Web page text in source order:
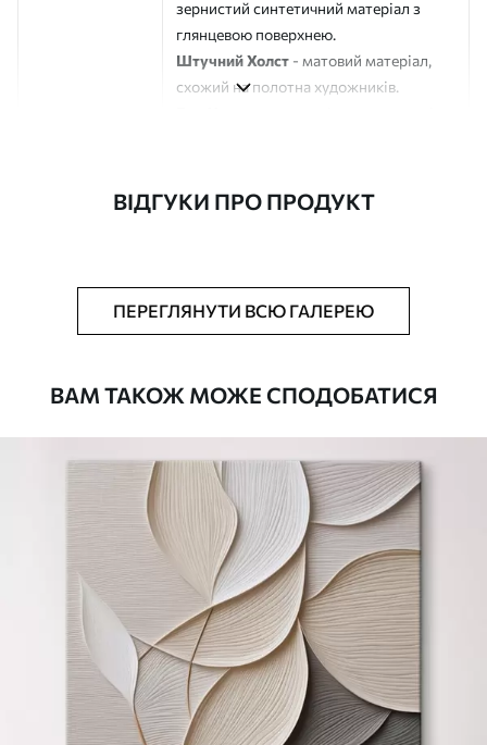
зернистий синтетичний матеріал з
глянцевою поверхнею.
Штучний Холст - матовий матеріал,
схожий на полотна художників.
Додатково Можна додати лакове покриття.
Від290.00грн
Яскраві, насичені кольори
Стійкість до вицвітання
Безпечне чорнило без запаху
Поверхня з текстурою полотна
Екологічний матеріал
Преміум
363.00
Яскраві, насичені кольори
Стійкість до вицвітання
ВІДГУКИ ПРО ПРОДУКТ
ПЕРЕГЛЯНУТИ ВСЮ ГАЛЕРЕЮ
ВАМ ТАКОЖ МОЖЕ СПОДОБАТИСЯ